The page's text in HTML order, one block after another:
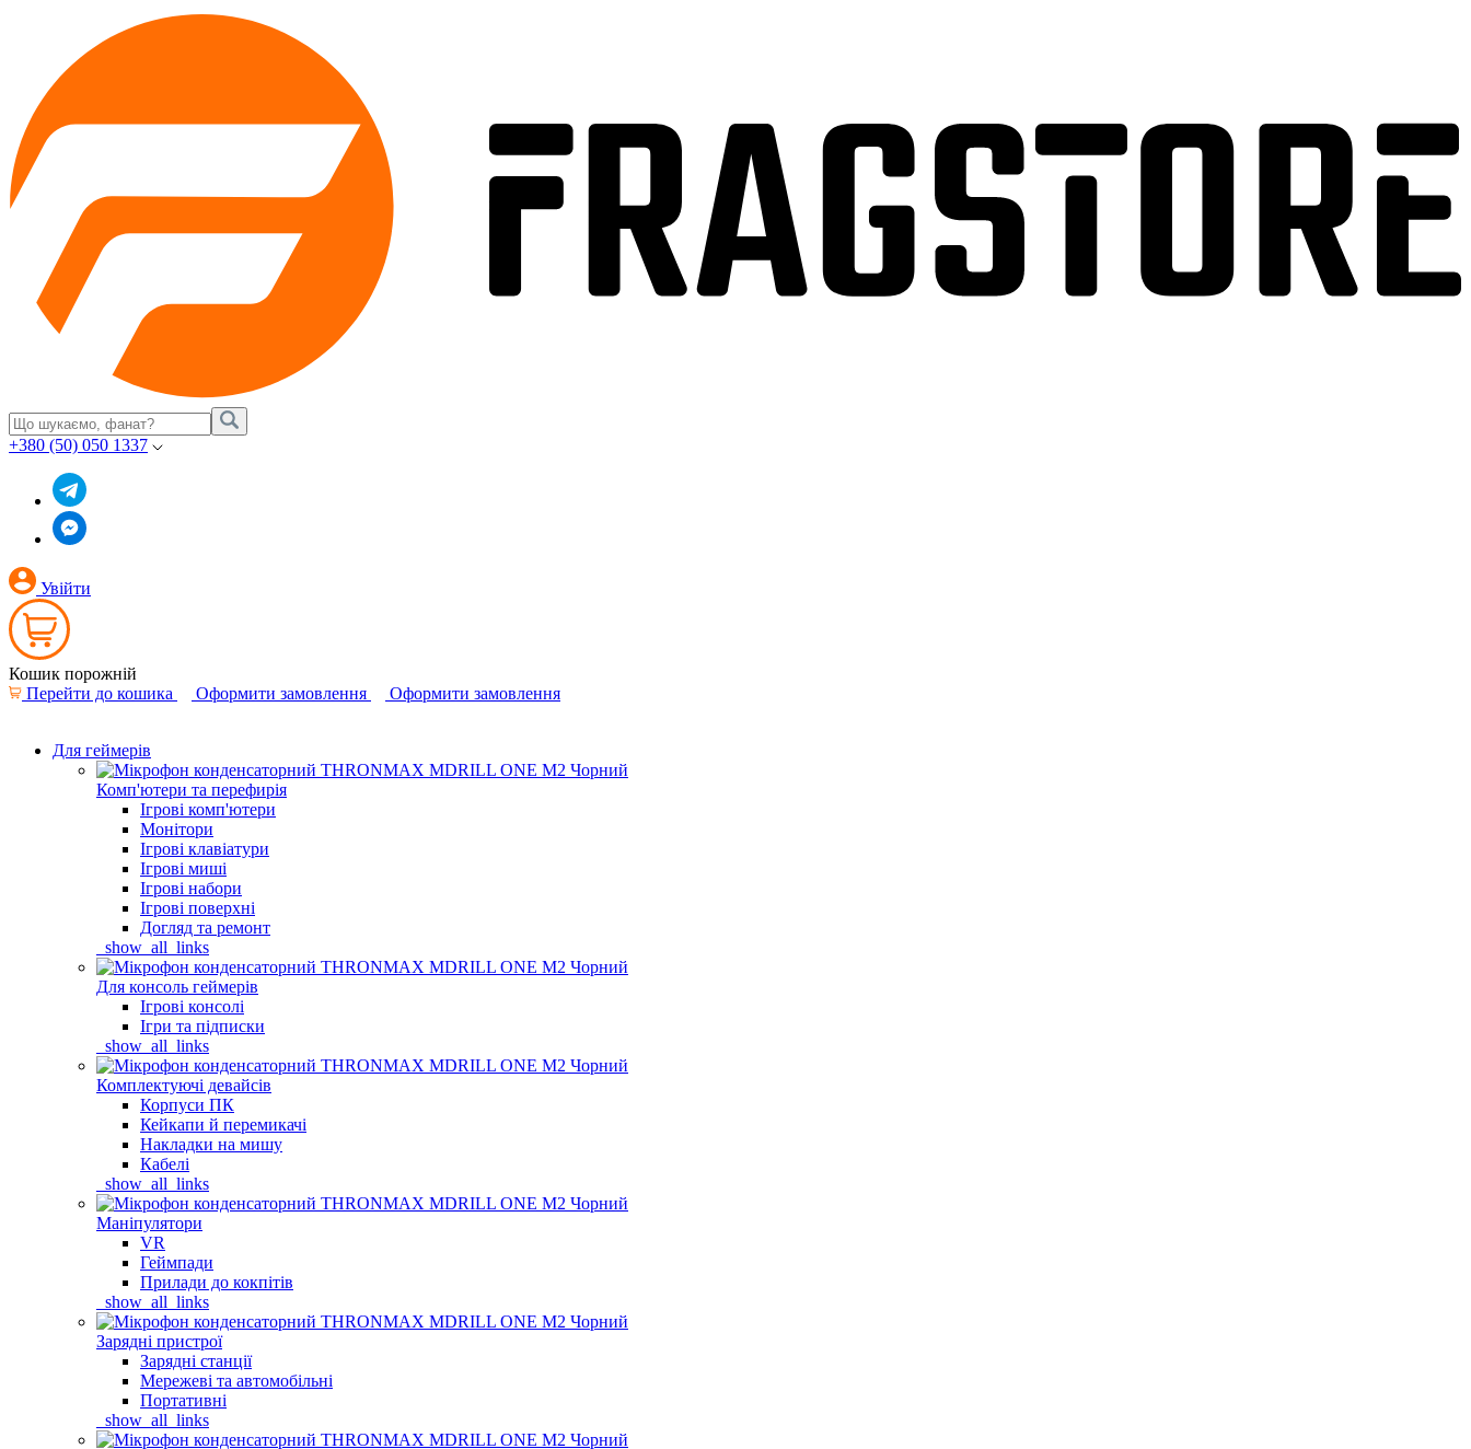
+380 (50) 050 1337
Увійти
Кошик порожній
Перейти до кошика
Оформити замовлення Оформити замовлення
Для геймерів
Комп'ютери та перефирія
Ігрові комп'ютери
Монітори
Ігрові клавіатури
Ігрові миші
Ігрові набори
Ігрові поверхні
Догляд та ремонт
_show_all_links
Для консоль геймерів
Ігрові консолі
Ігри та підписки
_show_all_links
Комплектуючі девайсів
Корпуси ПК
Кейкапи й перемикачі
Накладки на мишу
Кабелі
_show_all_links
Маніпулятори
VR
Геймпади
Прилади до кокпітів
_show_all_links
Зарядні пристрої
Зарядні станції
Мережеві та автомобільні
Портативні
_show_all_links